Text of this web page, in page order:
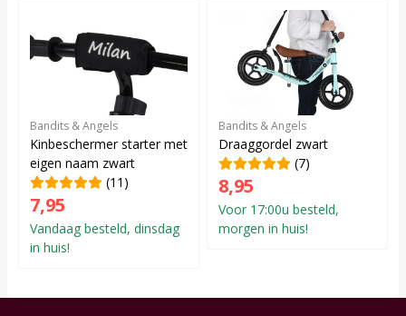
Bandits & Angels
Kinbeschermer starter met
eigen naam zwart
(11)
7,95
Vandaag besteld, dinsdag
in huis!
Bandits & Angels
Draaggordel zwart
(7)
8,95
Voor 17:00u besteld,
morgen in huis!